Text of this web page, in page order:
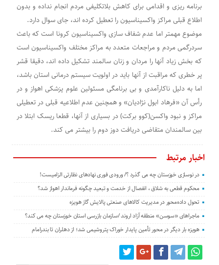
برنامه ریزی و اقدامی برای کاهش بلاتکلیفی مردم انجام نداده و بدون
اطلاع قبلی مراکز واکسیناسیون را تعطیل کرده اند، جای سوال دارد.
موضوع مهمتر اما عدم شفاف سازی واکسیناسیون کرونا است که باعث
سردرگمی مردم و مراجعات متعدد به مراکز مختلف واکسیناسیون است
که بخش زیاد آنها را مردان و زنان سالمند تشکیل داده اند، دقیقا قشر
پر خطری که مراقبت از آنها باید در اولویت سیستم درمانی استان باشد،
اما به دلیل ناکارآمدی و بی برنامگی مسئولین علوم پزشکی اهواز و در
رأس آن «فرهاد ابول نژادیان» و همچنین عدم اطلاعیه قبلی در تعطیلی
مراکز و نبود واکسن(کوو برکت) در بسیاری از آنها، قطعا ریسک ابتلا در
بین سالمندان متقاضی دریافت دوز دوم را بیشتر می کند.
اخبار مرتبط
در نوسازی خوزستان چه می گذرد ؟/ ورودی فوری نهادهای نظارتی الزامیست!
محکوم قطعی به شلاق ، انفصال از خدمت و تبعید چگونه فرماندار اهواز شد؟
تحول داده‌محور در مدیریت کالاهای صنعتی پالایش گاز هویزه
ماجراهای «سوسن» منطقه آزاد اروند /سازمان بازرسی استان خوزستان چه می کند؟
هویزه بار دیگر در محور تأمین پایدار خوراک پتروشیمی شد؛ از دهلران تا بندرامام